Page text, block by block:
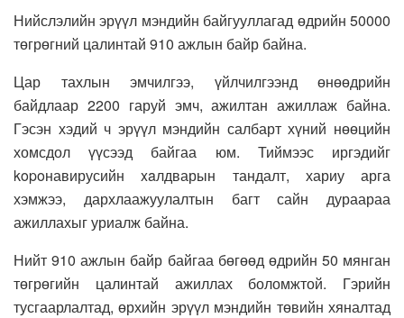
Нийслэлийн эрүүл мэндийн байгууллагад өдрийн 50000
төгрөгний цалинтай 910 ажлын байр байна.
Цар тахлын эмчилгээ, үйлчилгээнд өнөөдрийн
байдлаар 2200 гаруй эмч, ажилтан ажиллаж байна.
Гэсэн хэдий ч эрүүл мэндийн салбарт хүний нөөцийн
хомсдол үүсээд байгаа юм. Тиймээс иргэдийг
kopoнавирусийн xaлдварын тандалт, хариу арга
хэмжээ, дархлаажуулалтын багт сайн дураараа
ажиллахыг уриалж байна.
Нийт 910 ажлын байр байгаа бөгөөд өдрийн 50 мянган
төгрөгийн цалинтай ажиллах боломжтой. Гэрийн
тусгаарлалтад, өрхийн эрүүл мэндийн төвийн хяналтад